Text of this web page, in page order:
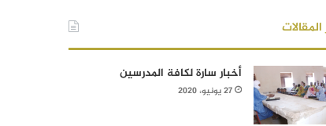
أخبار سارة لكافة المدرسين
27 يونيو، 2020